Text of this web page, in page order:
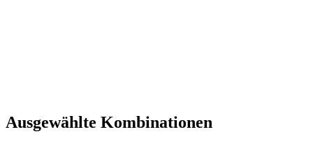
Ausgewählte Kombinationen